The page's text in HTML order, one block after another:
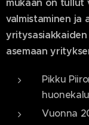
mukaan on tullut
valmistaminen ja
asemaan
Pikku
Vuonna